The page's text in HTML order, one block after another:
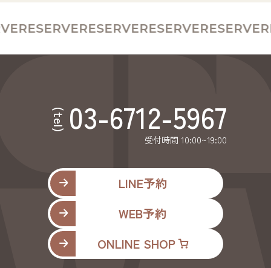
RESERVERESERVERESERVERESERVE
(tel) 03-6712-5967
受付時間 10:00~19:00
LINE予約
WEB予約
ONLINE SHOP